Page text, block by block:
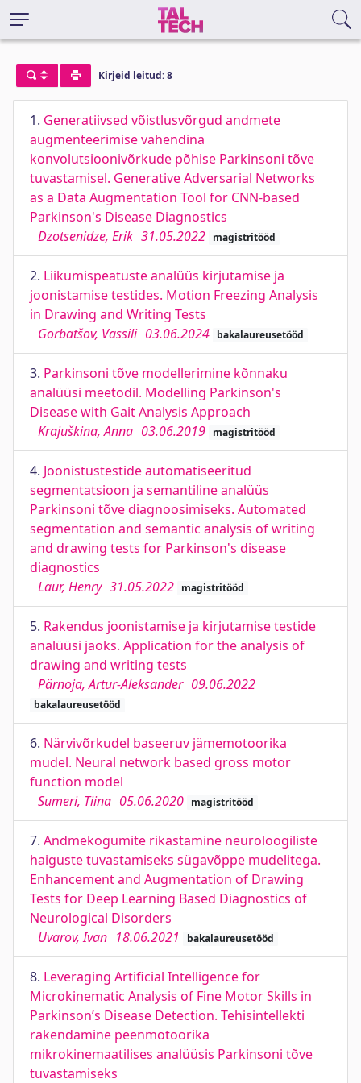
Kirjeid leitud: 8
1. Generatiivsed võistlusvõrgud andmete
augmenteerimise vahendina
konvolutsioonivõrkude põhise Parkinsoni tõve
tuvastamisel. Generative Adversarial Networks
as a Data Augmentation Tool for CNN-based
Parkinson's Disease Diagnostics
Dzotsenidze, Erik 31.05.2022 magistritööd
2. Liikumispeatuste analüüs kirjutamise ja
joonistamise testides. Motion Freezing Analysis
in Drawing and Writing Tests
Gorbatšov, Vassili 03.06.2024 bakalaureusetööd
3. Parkinsoni tõve modellerimine kõnnaku
analüüsi meetodil. Modelling Parkinson's
Disease with Gait Analysis Approach
Krajuškina, Anna 03.06.2019 magistritööd
4. Joonistustestide automatiseeritud
segmentatsioon ja semantiline analüüs
Parkinsoni tõve diagnoosimiseks. Automated
segmentation and semantic analysis of writing
and drawing tests for Parkinson's disease
diagnostics
Laur, Henry 31.05.2022 magistritööd
5. Rakendus joonistamise ja kirjutamise testide
analüüsi jaoks. Application for the analysis of
drawing and writing tests
Pärnoja, Artur-Aleksander 09.06.2022
bakalaureusetööd
6. Närvivõrkudel baseeruv jämemotoorika
mudel. Neural network based gross motor
function model
Sumeri, Tiina 05.06.2020 magistritööd
7. Andmekogumite rikastamine neuroloogiliste
haiguste tuvastamiseks sügavõppe mudelitega.
Enhancement and Augmentation of Drawing
Tests for Deep Learning Based Diagnostics of
Neurological Disorders
Uvarov, Ivan 18.06.2021 bakalaureusetööd
8. Leveraging Artiﬁcial Intelligence for
Microkinematic Analysis of Fine Motor Skills in
Parkinson’s Disease Detection. Tehisintellekti
rakendamine peenmotoorika
mikrokinemaatilises analüüsis Parkinsoni tõve
tuvastamiseks